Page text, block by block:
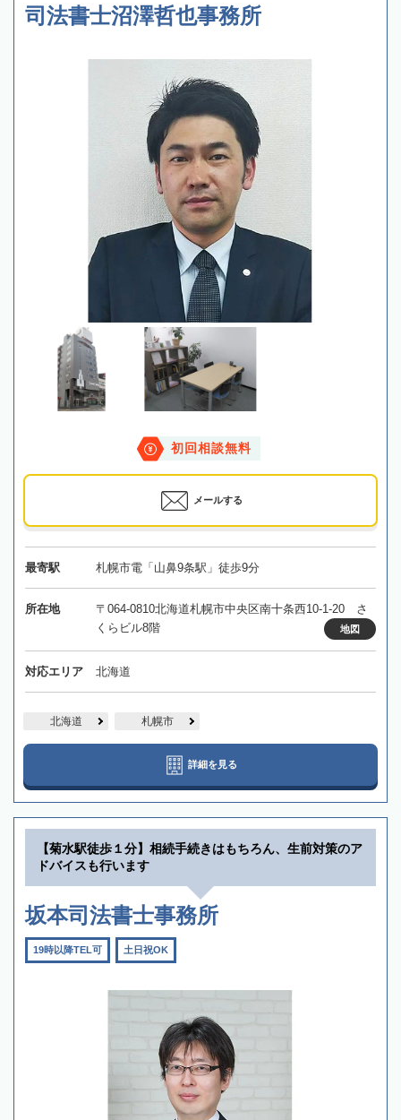
司法書士沼澤哲也事務所
初回相談無料
メールする
最寄駅 札幌市電「山鼻9条駅」徒歩9分
所在地
〒064-0810北海道札幌市中央区南十条西10-1-20 さ
くらビル8階
地図
対応エリア 北海道
北海道 札幌市
詳細を見る
【菊水駅徒歩１分】相続手続きはもちろん、生前対策のア
ドバイスも行います
坂本司法書士事務所
19時以降TEL可 土日祝OK